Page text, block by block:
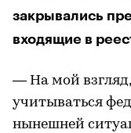
закрывались
входящие в
— На мой
учитываться
нынешней